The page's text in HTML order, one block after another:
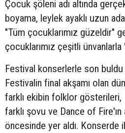
Çocuk şöleni adı altında
boyama, leylek ayaklı uzun
"Tüm çocuklarımız güzeldir"
çocuklarımız çeşitli
Festival konserlerle son buldu
Festivalin final akşamı olan
farklı ekibin folklor
farklı şovu ve Dance of
öncesinde yer aldı. Konserde